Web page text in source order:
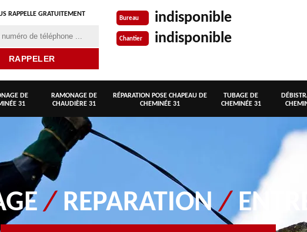
RAPPELLE GRATUITEMENT
Bureau indisponible
Chantier indisponible
DE
31
RAMONAGE DE
CHAUDIÈRE 31
RÉPARATION POSE CHAPEAU DE
CHEMINÉE 31
TUBAGE DE
CHEMINÉE 31
/ REPARATION/